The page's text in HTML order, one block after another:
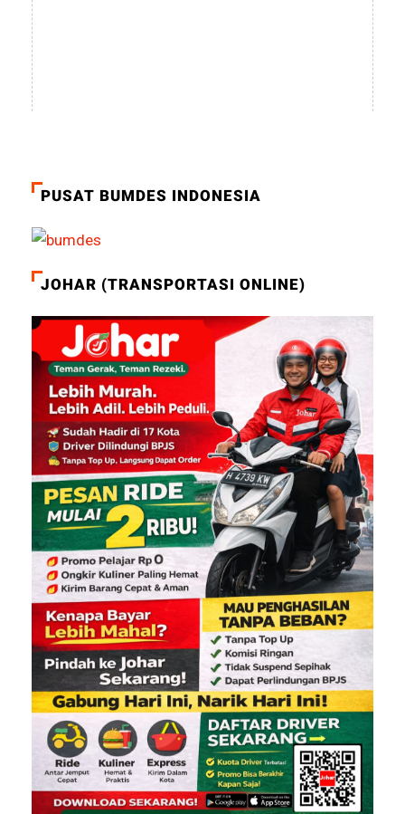
PUSAT BUMDES INDONESIA
JOHAR (TRANSPORTASI ONLINE)